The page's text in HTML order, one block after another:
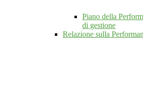
Piano della
di gestione
Relazione sulla